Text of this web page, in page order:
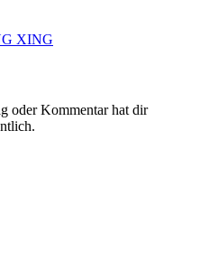
XING
oder Kommentar hat dir